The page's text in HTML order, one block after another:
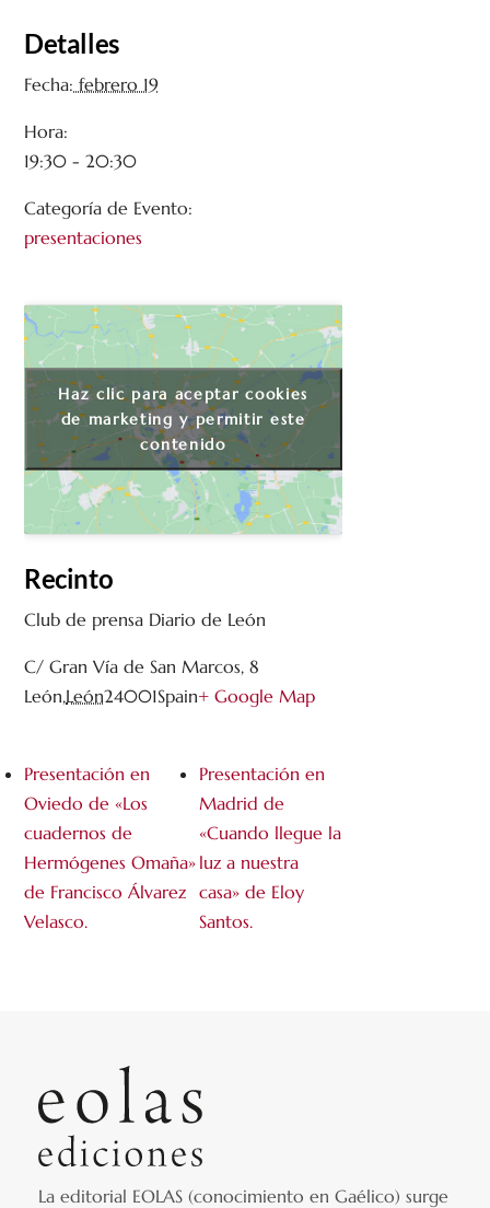
Detalles
Fecha: febrero 19
Hora:
19:30 - 20:30
Categoría de Evento:
presentaciones
Recinto
Club de prensa Diario de León
C/ Gran Vía de San Marcos, 8
León,León24001Spain+ Google Map
Haz clic para aceptar cookies
de marketing y permitir este
contenido
Presentación en
Oviedo de «Los
cuadernos de
Hermógenes Omaña»
de Francisco Álvarez
Velasco.
Presentación en
Madrid de
«Cuando llegue la
luz a nuestra
casa» de Eloy
Santos.
La editorial EOLAS (conocimiento en Gaélico) surge